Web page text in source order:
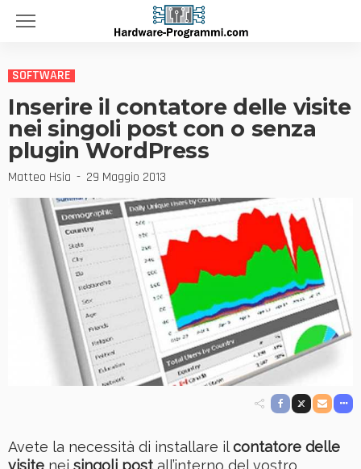
SOFTWARE
Inserire il contatore delle visite
nei singoli post con o senza
plugin WordPress
Matteo Hsia 29 Maggio 2013
Avete la necessità di installare ilcontatore delle
visite nei singoli postall’interno del vostro